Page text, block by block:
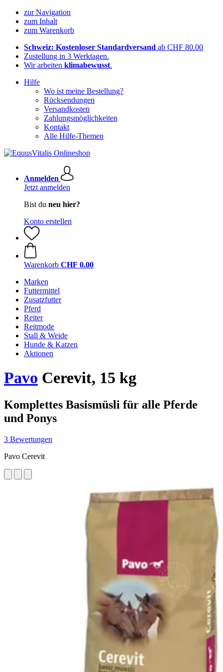
zur Navigation
zum Inhalt
zum Warenkorb
Schweiz: Kostenloser Standardversand ab CHF 80.00
Zustellung in 3 Werktagen.
Wir arbeiten klimabewusst.
Hilfe
Wo ist meine Bestellung?
Rücksendungen
Versandkosten
Zahlungsmöglichkeiten
Kontakt
Alle Hilfe-Themen
Anmelden
Jetzt anmelden
Bist du neu hier?
Konto erstellen
Warenkorb CHF 0.00
Marken
Futtermittel
Zusatzfutter
Pferd
Reiter
Reitmode
Stall & Weide
Hunde & Katzen
Aktionen
Pavo Cerevit, 15 kg
Komplettes Basismüsli für alle Pferde
und Ponys
3 Bewertungen
Pavo Cerevit